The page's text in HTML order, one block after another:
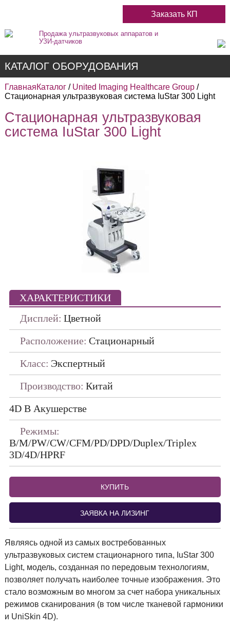
Заказать КП
Продажа ультразвуковых аппаратов и
УЗИ-датчиков
КАТАЛОГ ОБОРУДОВАНИЯ
Недорогие
ПО ПРОИЗВОДИТЕЛЯМ
ДАТЧИКИ
ГлавнаяКаталог/ United Imaging Healthcare Group/
Стационарная ультразвуковая система IuStar 300 Light
Стационарная ультразвуковая
система IuStar 300 Light
ХАРАКТЕРИСТИКИ
Дисплей: Цветной
Расположение: Стационарный
Класс: Экспертный
Производство: Китай
4D В Акушерстве
Режимы:
B/M/PW/CW/CFM/PD/DPD/Duplex/Triplex
3D/4D/HPRF
КУПИТЬ
ЗАЯВКА НА ЛИЗИНГ
Являясь одной из самых востребованных
ультразвуковых систем стационарного типа, IuStar 300
Light, модель, созданная по передовым технологиям,
позволяет получать наиболее точные изображения. Это
стало возможным во многом за счет набора уникальных
режимов сканирования (в том числе тканевой гармоники
и UniSkin 4D).